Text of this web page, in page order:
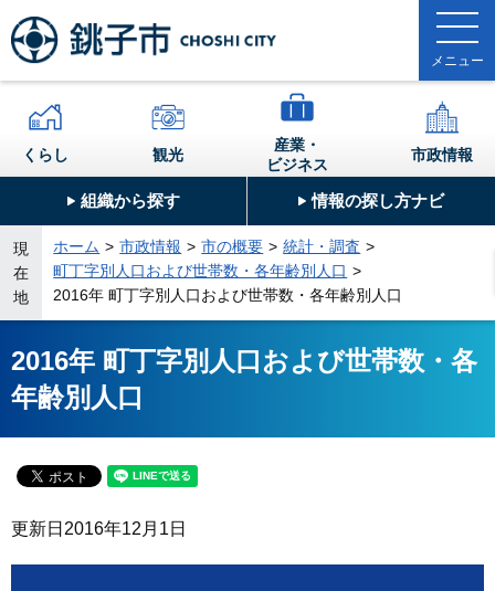
組織から探す 情報の探し方ナビ
くらし 観光
産業・
ビジネス
市政情報
現
在
地
ホーム 市政情報 市の概要
統計・調査
町丁字別人口および世帯数・各年齢別人口
2016年 町丁字別人口および世帯数・各年齢別人口
2016年 町丁字別人口および世帯数・各
年齢別人口
更新日 2016年12月1日